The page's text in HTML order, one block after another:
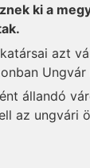
ki a
azt
állandó
az ungvári